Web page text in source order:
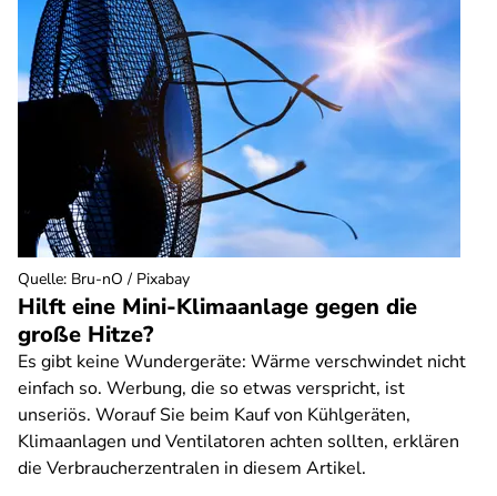
Hilft eine Mini-Klimaanlage gegen die
große Hitze?
Es gibt keine Wundergeräte: Wärme verschwindet nicht
einfach so. Werbung, die so etwas verspricht, ist
unseriös. Worauf Sie beim Kauf von Kühlgeräten,
Klimaanlagen und Ventilatoren achten sollten, erklären
die Verbraucherzentralen in diesem Artikel.
Quelle: Bru-nO / Pixabay